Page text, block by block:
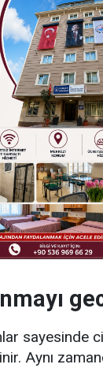
sayesinde
Aynı